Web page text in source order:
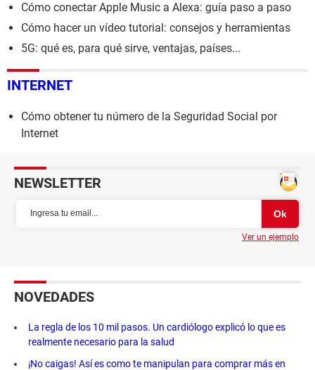
Cómo conectar Apple Music a Alexa: guía paso a paso
Cómo hacer un vídeo tutorial: consejos y herramientas
5G: qué es, para qué sirve, ventajas, países...
INTERNET
Cómo obtener tu número de la Seguridad Social por
Internet
NEWSLETTER
Ver un ejemplo
NOVEDADES
La regla de los 10 mil pasos. Un cardiólogo explicó lo que es
realmente necesario para la salud
¡No caigas! Así es como te manipulan para comprar más en